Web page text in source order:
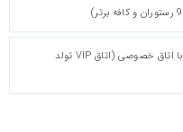
کافه‌های تهران برای تولد با اتاق خصوصی (اتاق VIP تولد